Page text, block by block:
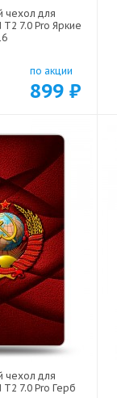
чехол для
7.0 Pro Яркие
по акции
899 ₽
чехол для
7.0 Pro Герб